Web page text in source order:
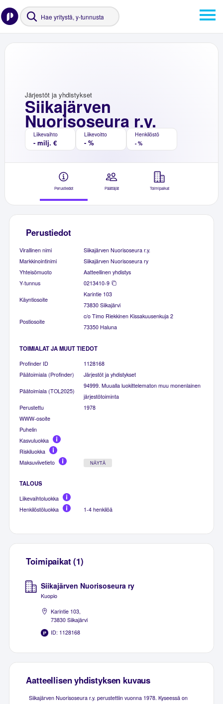
Siikajärven
Nuorisoseura r.y.
Järjestöt ja yhdistykset
Liikevaihto
- milj. €
Liikevoitto
- %
Henkilöstö
- %
Perustiedot Päättäjät Toimipaikat
Perustiedot
Virallinen nimi
Siikajärven Nuorisoseura r.y.
Markkinointinimi
Siikajärven Nuorisoseura ry
Yhteisömuoto
Aatteellinen yhdistys
Y-tunnus
0213410-9
Käyntiosoite
Karintie 103
73830 Siikajärvi
Postiosoite
c/o Timo Riekkinen Kissakuusenkuja 2
73350 Haluna
TOIMIALAT JA MUUT TIEDOT
Profinder ID
1128168
Päätoimiala (Profinder)
Järjestöt ja yhdistykset
Päätoimiala (TOL2025)
94999. Muualla luokittelematon muu monenlainen
järjestötoiminta
Perustettu
1978
WWW-osoite
Puhelin
Kasvuluokka
Riskiluokka
Maksuviivetieto
NÄYTÄ
TALOUS
Liikevaihtoluokka
Henkilöstöluokka
1-4 henkilöä
Toimipaikat (1)
Siikajärven Nuorisoseura ry
Kuopio
Karintie 103,
73830 Siikajärvi
ID: 1128168
Aatteellisen yhdistyksen kuvaus
Siikajärven Nuorisoseura r.y. perustettiin vuonna 1978. Kyseessä on